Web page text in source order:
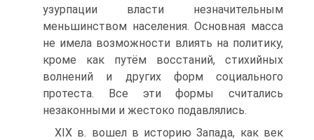
узурпа­ции власти незначительным
меньшинством населения. Основная масса
не имела возможности влиять на политику,
кроме как путём восстаний, стихийных
волне­ний и других форм социального
протеста. Все эти формы считались
незаконны­ми и жестоко подавлялись.
XIX в. вошел в историю Запада, как век